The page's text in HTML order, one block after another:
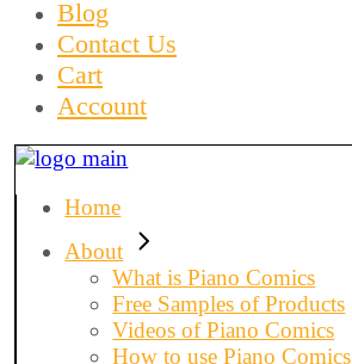
Blog
Contact Us
Cart
Account
Home
About
What is Piano Comics
Free Samples of Products
Videos of Piano Comics
How to use Piano Comics